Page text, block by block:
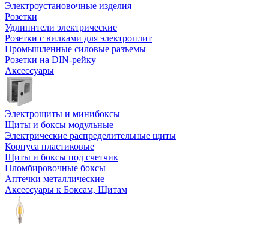
Электроустановочные изделия
Розетки
Удлинители электрические
Розетки с вилками для электроплит
Промышленные силовые разъемы
Розетки на DIN-рейку
Аксессуары
Электрощиты и минибоксы
Щиты и боксы модульные
Электрические распределительные щиты
Корпуса пластиковые
Щиты и боксы под счетчик
Пломбировочные боксы
Аптечки металлические
Аксессуары к Боксам, Щитам